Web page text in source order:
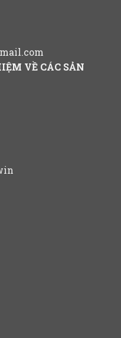
VỀ CÁC SẢN